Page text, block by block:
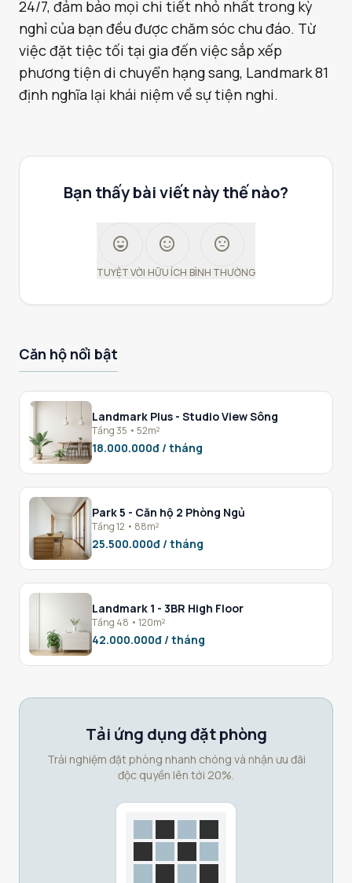
24/7, đảm bảo mọi chi tiết nhỏ nhất trong kỳ
nghỉ của bạn đều được chăm sóc chu đáo. Từ
việc đặt tiệc tối tại gia đến việc sắp xếp
phương tiện di chuyển hạng sang, Landmark 81
định nghĩa lại khái niệm về sự tiện nghi.
Bạn thấy bài viết này thế nào?
sentiment_very_satisfied
TUYỆT VỜI
sentiment_satisfied
HỮU ÍCH
sentiment_neutral
BÌNH THƯỜNG
Căn hộ nổi bật
Landmark Plus - Studio View Sông
Tầng 35 • 52m²
18.000.000đ / tháng
Park 5 - Căn hộ 2 Phòng Ngủ
Tầng 12 • 88m²
25.500.000đ / tháng
Landmark 1 - 3BR High Floor
Tầng 48 • 120m²
42.000.000đ / tháng
Tải ứng dụng đặt phòng
Trải nghiệm đặt phòng nhanh chóng và nhận ưu đãi
độc quyền lên tới 20%.